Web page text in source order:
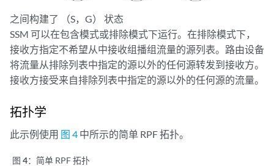
之间构建了 （S，G） 状态
SSM 可以在包含模式或排除模式下运行。在排除模式下，
接收方指定不希望从中接收组播组流量的源列表。路由设备
将流量从排除列表中指定的源以外的任何源转发到接收方。
接收方接受来自排除列表中指定的源以外的任何源的流量。
拓扑学
此示例使用 图 4 中所示的简单 RPF 拓扑。
图 4： 简单 RPF 拓扑